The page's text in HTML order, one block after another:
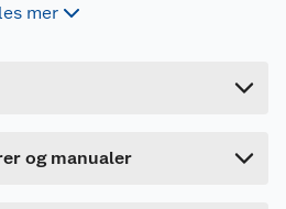
Lengde 2,4 meter.
les mer
og manualer